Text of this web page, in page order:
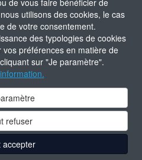
de vous faire bénéficier de
utilisons des cookies, le cas
de votre consentement.
des typologies de cookies
préférences en matière de
sur "Je paramètre".
refuser
accepter